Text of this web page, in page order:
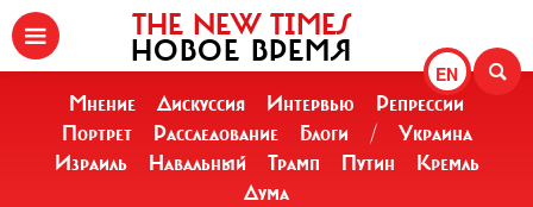
EN
THE NEW TIMES
НОВОЕ ВРЕМЯ
Мнение Дискуссия Интервью
Репрессии
Портрет
Расследование Блоги /
Украина
Израиль
Навальный Трамп Путин
Кремль
Дума